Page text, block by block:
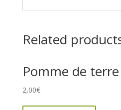
Related
Pomme de terre
2,00€